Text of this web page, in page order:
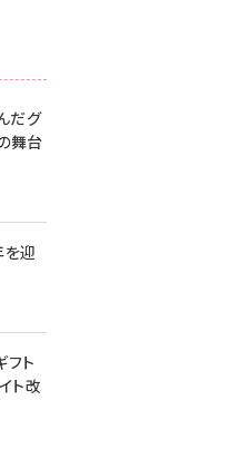
だグ
舞台
迎
ト
ト改